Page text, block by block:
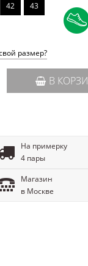
42 43
размер?
В
На примерку
4 пары
Магазин
в Москве